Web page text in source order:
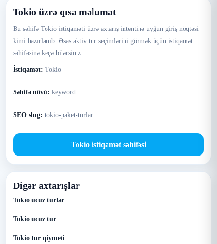
Tokio üzrə qısa məlumat
Bu səhifə Tokio istiqaməti üzrə axtarış intentinə uyğun giriş nöqtəsi
kimi hazırlanıb. Əsas aktiv tur seçimlərini görmək üçün istiqamət
səhifəsinə keçə bilərsiniz.
İstiqamət: Tokio
Səhifə növü: keyword
SEO slug: tokio-paket-turlar
Tokio istiqamət səhifəsi
Digər axtarışlar
Tokio ucuz turlar
Tokio ucuz tur
Tokio tur qiymeti